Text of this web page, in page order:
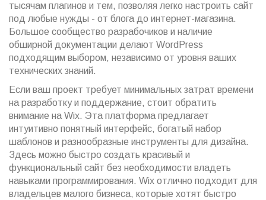
тысячам плагинов и тем, позволяя легко настроить сайт
под любые нужды - от блога до интернет-магазина.
Большое сообщество разрабочиков и наличие
обширной документации делают WordPress
подходящим выбором, независимо от уровня ваших
технических знаний.
Если ваш проект требует минимальных затрат времени
на разработку и поддержание, стоит обратить
внимание на Wix. Эта платформа предлагает
интуитивно понятный интерфейс, богатый набор
шаблонов и разнообразные инструменты для дизайна.
Здесь можно быстро создать красивый и
функциональный сайт без необходимости владеть
навыками программирования. Wix отлично подходит для
владельцев малого бизнеса, которые хотят быстро